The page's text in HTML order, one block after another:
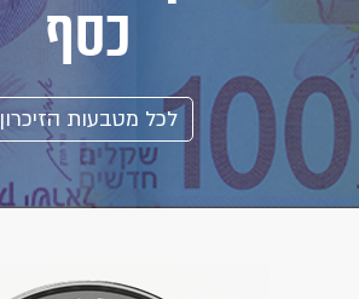
כסף
לכל מטבעות הזיכרון